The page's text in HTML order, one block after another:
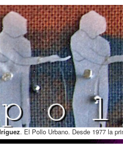
. El Pollo Urbano. Desde 1977 la